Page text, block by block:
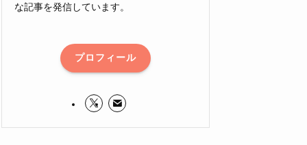
な記事を発信しています。
プロフィール